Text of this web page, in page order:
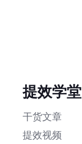
提效学堂
干货文章
提效视频